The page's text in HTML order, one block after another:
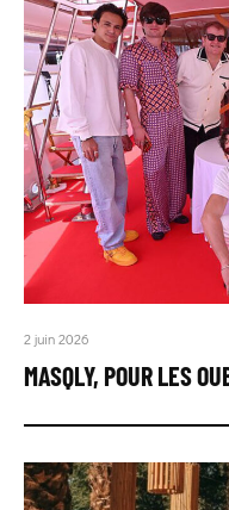
2 juin 2026
MASQLY, POUR LES